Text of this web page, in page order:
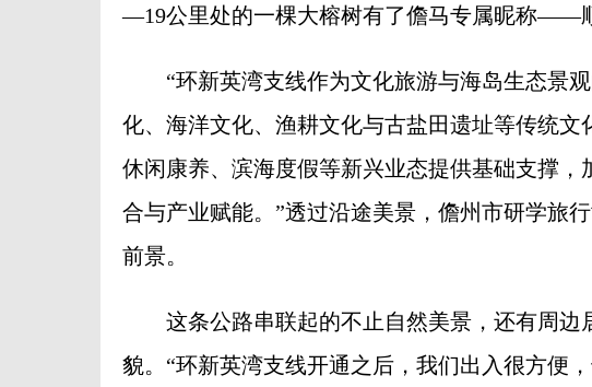
—19公里处的一棵大榕树有了儋马专属昵称——
“环新英湾支线作为文化旅游与海岛生态景观
化、海洋文化、渔耕文化与古盐田遗址等传统文
休闲康养、滨海度假等新兴业态提供基础支撑
合与产业赋能。”透过沿途美景，儋州市研学旅
前景。
这条公路串联起的不止自然美景，还有周边
貌。“环新英湾支线开通之后，我们出入很方便